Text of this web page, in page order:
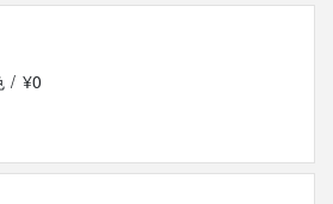
/ ¥0